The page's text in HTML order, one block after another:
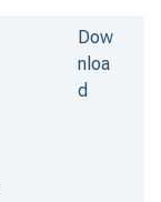
Dow
nloa
d